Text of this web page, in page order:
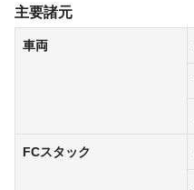
主要諸元
車両
FCスタック